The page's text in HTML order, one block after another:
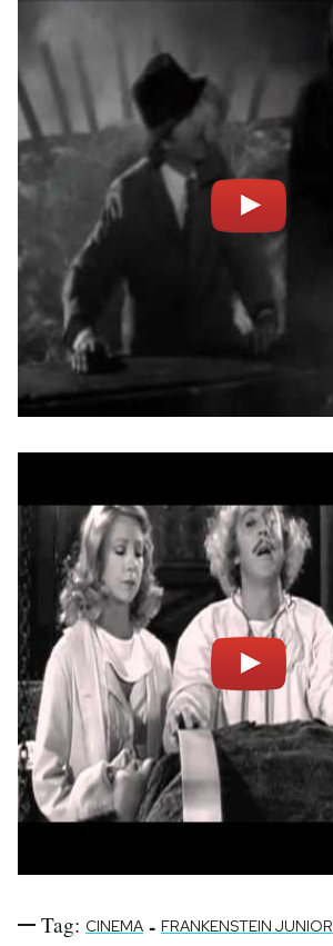
Tag: CINEMA - FRANKENSTEIN JUNIOR